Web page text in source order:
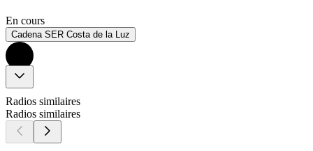
En cours
Cadena SER Costa de la Luz
Radios similaires
Radios similaires